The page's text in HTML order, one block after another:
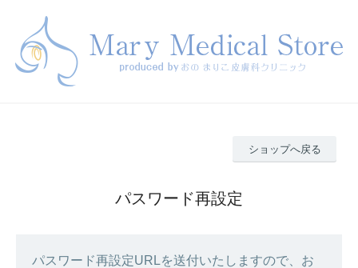
ショップへ戻る
パスワード再設定
パスワード再設定URLを送付いたしますので、お